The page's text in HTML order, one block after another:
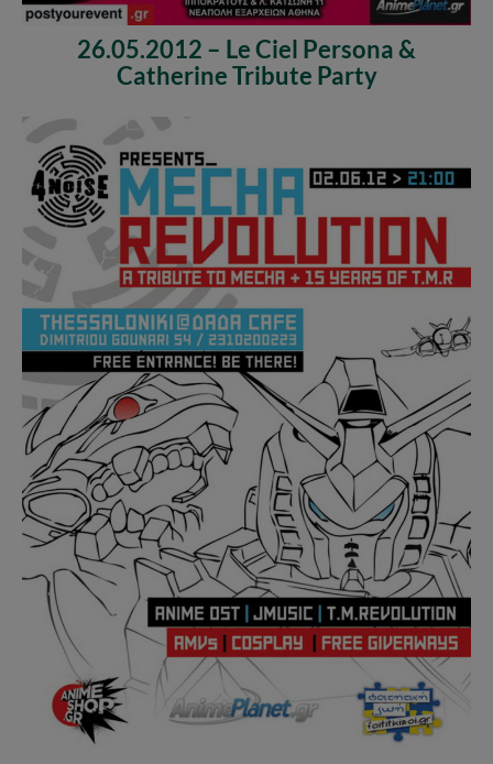
26.05.2012 – Le Ciel Persona &
Catherine Tribute Party